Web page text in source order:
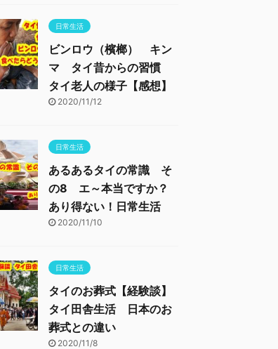
日常生活
ビンロウ（檳榔） キン
マ タイ昔からの習慣
タイ老人の様子【感想】
2020/11/12
日常生活
あるあるタイの常識 そ
の8 エ～本当ですか？
あり得ない！日常生活
2020/11/10
日常生活
タイのお葬式【経験談】
タイ田舎生活 日本のお
葬式との違い
2020/11/8